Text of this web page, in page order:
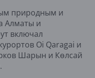
природным и
Алматы и
включал
Oi Qaragai и
Шарын и Көлсай